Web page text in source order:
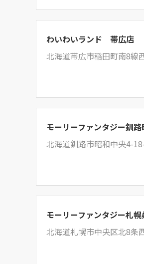
わいわいランド 帯広店
北海道帯広市稲田町南8線
モーリーファンタジー釧
北海道釧路市昭和中央4-
モーリーファンタジー札
北海道札幌市中央区北8条